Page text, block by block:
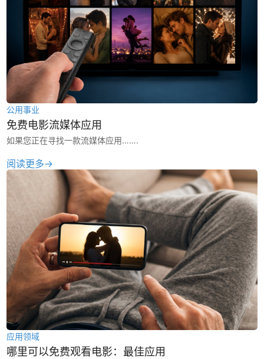
公用事业
免费电影流媒体应用
如果您正在寻找一款流媒体应用…….
阅读更多→
应用领域
哪里可以免费观看电影：最佳应用